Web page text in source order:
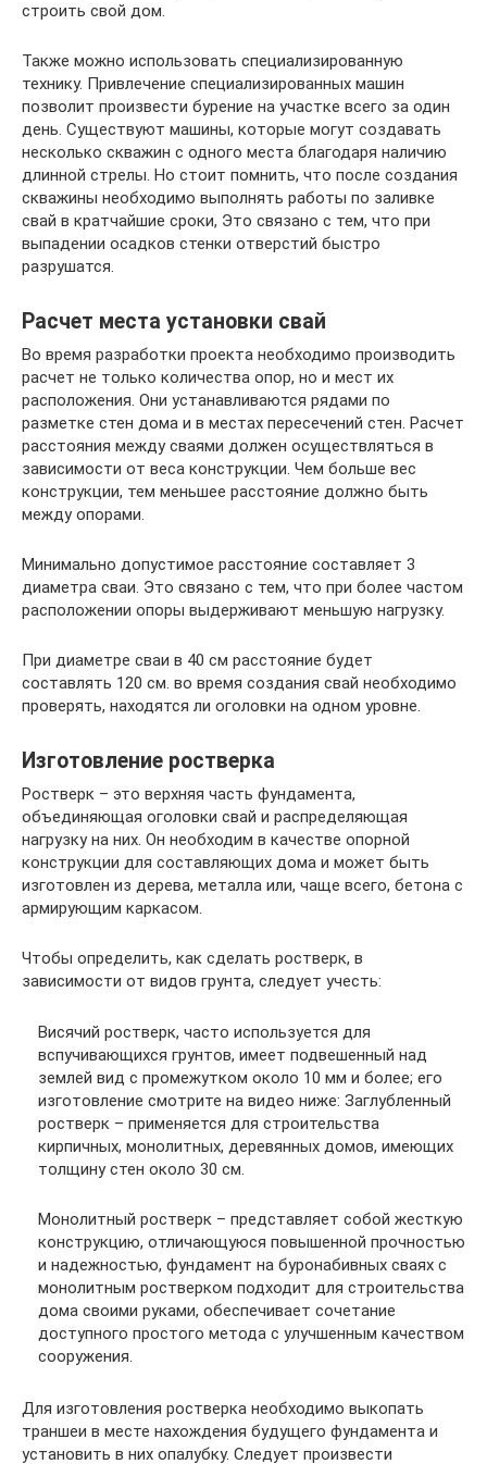
строить свой дом.
Также можно использовать специализированную
технику. Привлечение специализированных машин
позволит произвести бурение на участке всего за один
день. Существуют машины, которые могут создавать
несколько скважин с одного места благодаря наличию
длинной стрелы. Но стоит помнить, что после создания
скважины необходимо выполнять работы по заливке
свай в кратчайшие сроки, Это связано с тем, что при
выпадении осадков стенки отверстий быстро
разрушатся.
Расчет места установки свай
Во время разработки проекта необходимо производить
расчет не только количества опор, но и мест их
расположения. Они устанавливаются рядами по
разметке стен дома и в местах пересечений стен. Расчет
расстояния между сваями должен осуществляться в
зависимости от веса конструкции. Чем больше вес
конструкции, тем меньшее расстояние должно быть
между опорами.
Минимально допустимое расстояние составляет 3
диаметра сваи. Это связано с тем, что при более частом
расположении опоры выдерживают меньшую нагрузку.
При диаметре сваи в 40 см расстояние будет
составлять 120 см. во время создания свай необходимо
проверять, находятся ли оголовки на одном уровне.
Изготовление ростверка
Ростверк – это верхняя часть фундамента,
объединяющая оголовки свай и распределяющая
нагрузку на них. Он необходим в качестве опорной
конструкции для составляющих дома и может быть
изготовлен из дерева, металла или, чаще всего, бетона с
армирующим каркасом.
Чтобы определить, как сделать ростверк, в
зависимости от видов грунта, следует учесть:
Висячий ростверк, часто используется для
вспучивающихся грунтов, имеет подвешенный над
землей вид с промежутком около 10 мм и более; его
изготовление смотрите на видео ниже: Заглубленный
ростверк – применяется для строительства
кирпичных, монолитных, деревянных домов, имеющих
толщину стен около 30 см.
Монолитный ростверк – представляет собой жесткую
конструкцию, отличающуюся повышенной прочностью
и надежностью, фундамент на буронабивных сваях с
монолитным ростверком подходит для строительства
дома своими руками, обеспечивает сочетание
доступного простого метода с улучшенным качеством
сооружения.
Для изготовления ростверка необходимо выкопать
траншеи в месте нахождения будущего фундамента и
установить в них опалубку. Следует произвести